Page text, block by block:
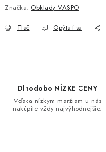
Značka: Obklady VASPO
Tlač Opýtať sa
Dlhodobo NÍZKE CENY
Vďaka nízkym maržiam u nás
nakúpite vždy najvýhodnejšie.